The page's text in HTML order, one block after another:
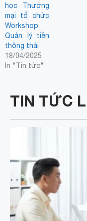
học Thương
mại tổ chức
Workshop
Quản lý tiền
thông thái
18/04/2025
In "Tin tức"
TIN TỨC